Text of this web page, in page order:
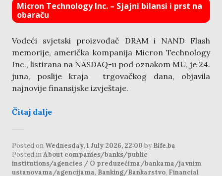
Micron Technology Inc. – Sjajni bilansi i prst na
obaraču
Vodeći svjetski proizvođač DRAM i NAND Flash
memorije, američka kompanija Micron Technology
Inc., listirana na NASDAQ-u pod oznakom MU, je 24.
juna, poslije kraja trgovačkog dana, objavila
najnovije finansijske izvještaje.
Čitaj dalje
Posted on Wednesday, 1 July 2026, 22:00 by Bife.ba
Posted inAbout companies/banks/public
institutions/agencies / O preduzećima/bankama/javnim
ustanovama/agencijama, Banking/Bankarstvo, Financial